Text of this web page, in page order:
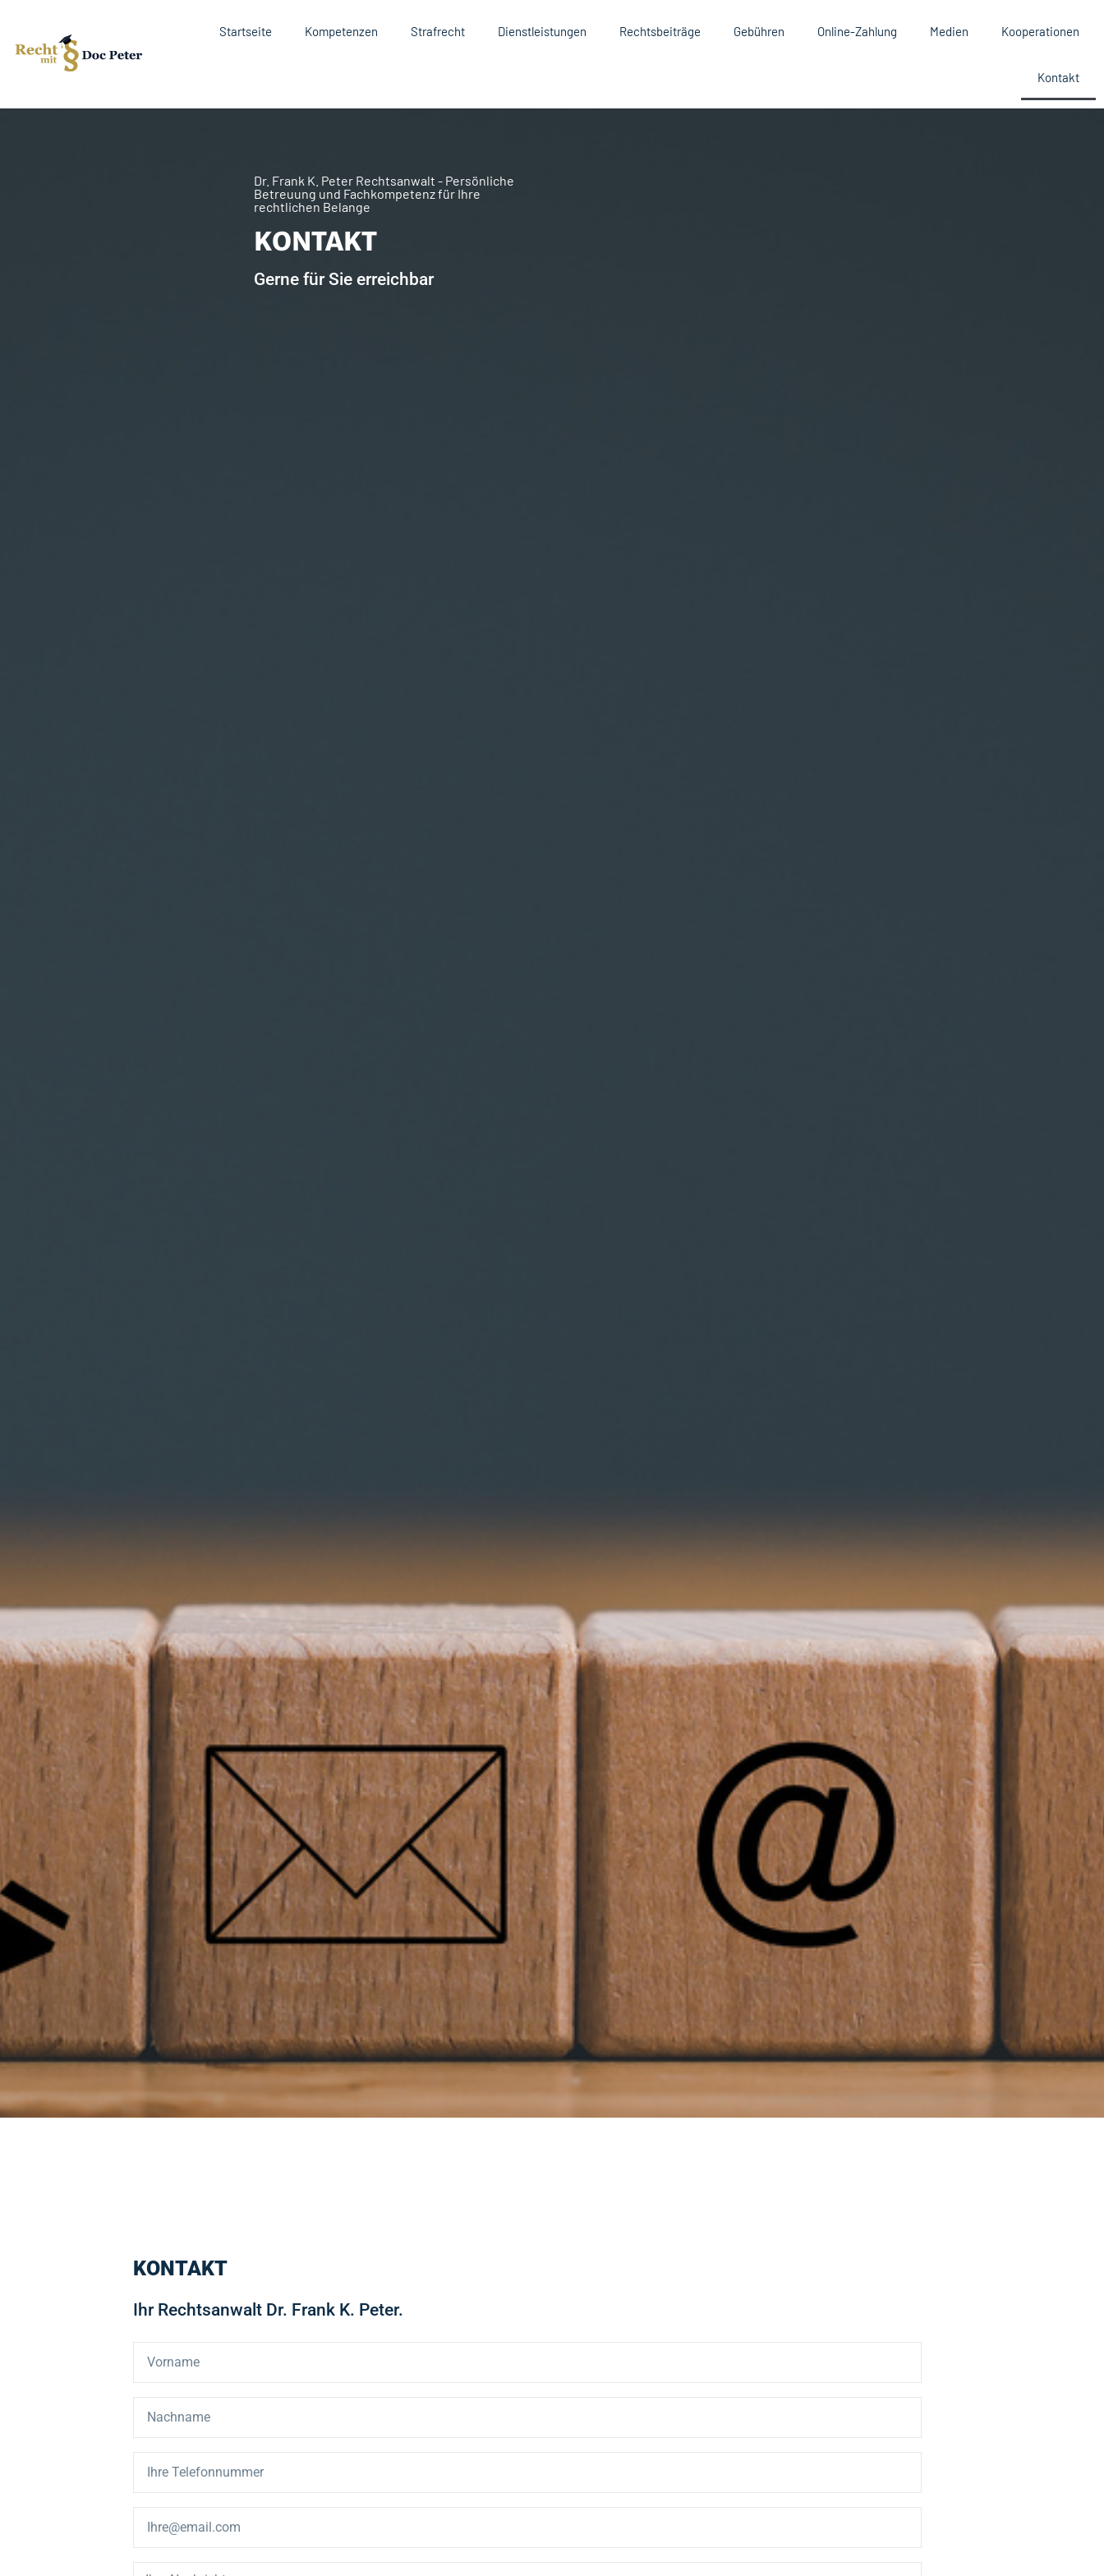
Startseite Kompetenzen Strafrecht Dienstleistungen Rechtsbeiträge Gebühren Online-Zahlung Medien Kooperationen
Kontakt
Dr. Frank K. Peter Rechtsanwalt - Persönliche
Betreuung und Fachkompetenz für Ihre
rechtlichen Belange
KONTAKT
Gerne für Sie erreichbar
KONTAKT
Ihr Rechtsanwalt Dr. Frank K. Peter.